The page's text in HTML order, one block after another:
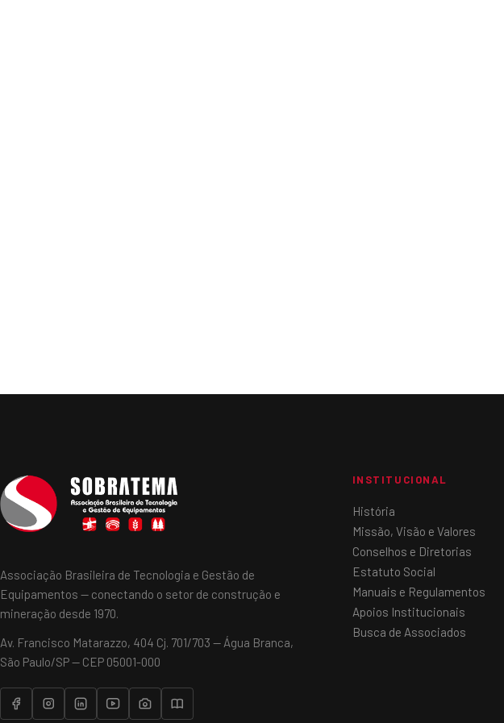
Associação Brasileira de Tecnologia e Gestão de
Equipamentos — conectando o setor de construção e
mineração desde 1970.
Av. Francisco Matarazzo, 404 Cj. 701/703 — Água Branca,
São Paulo/SP — CEP 05001-000
INSTITUCIONAL
História
Missão, Visão e Valores
Conselhos e Diretorias
Estatuto Social
Manuais e Regulamentos
Apoios Institucionais
Busca de Associados